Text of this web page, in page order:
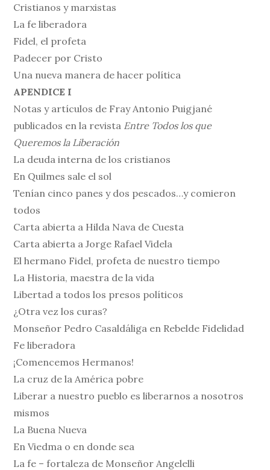
Cristianos y marxistas
La fe liberadora
Fidel, el profeta
Padecer por Cristo
Una nueva manera de hacer política
APENDICE I
Notas y artículos de Fray Antonio Puigjané
publicados en la revista Entre Todos los que
Queremos la Liberación
La deuda interna de los cristianos
En Quilmes sale el sol
Tenían cinco panes y dos pescados…y comieron
todos
Carta abierta a Hilda Nava de Cuesta
Carta abierta a Jorge Rafael Videla
El hermano Fidel, profeta de nuestro tiempo
La Historia, maestra de la vida
Libertad a todos los presos políticos
¿Otra vez los curas?
Monseñor Pedro Casaldáliga en Rebelde Fidelidad
Fe liberadora
¡Comencemos Hermanos!
La cruz de la América pobre
Liberar a nuestro pueblo es liberarnos a nosotros
mismos
La Buena Nueva
En Viedma o en donde sea
La fe – fortaleza de Monseñor Angelelli